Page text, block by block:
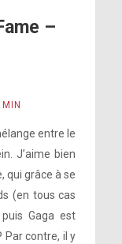
–
entre le
J’aime bien
qui grâce à se
(en tous cas
Gaga est
Par contre, il y